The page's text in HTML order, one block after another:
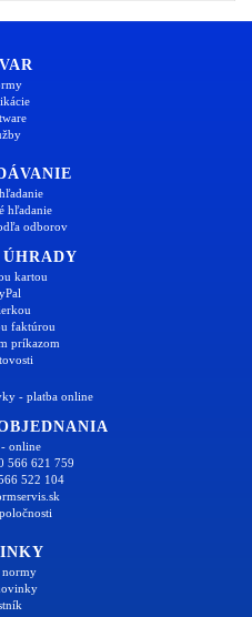
hľadanie
odborov
ÚHRADY
kartou
faktúrou
príkazom
- platba online
- online
566 621 759
522 104
normy